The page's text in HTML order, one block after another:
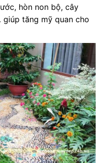
hòn non bộ, cây
tăng mỹ quan cho